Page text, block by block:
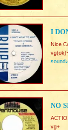
I
Nice
sound♪
NO
vg+